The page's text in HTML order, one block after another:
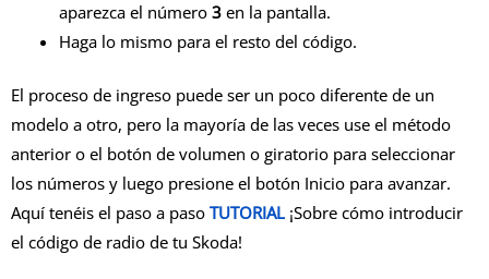
aparezca el número 3en la pantalla.
Haga lo mismo para el resto del código.
El proceso de ingreso puede ser un poco diferente de un
modelo a otro, pero la mayoría de las veces use el método
anterior o el botón de volumen o giratorio para seleccionar
los números y luego presione el botón Inicio para avanzar.
Aquí tenéis el paso a paso TUTORIAL ¡Sobre cómo introducir
el código de radio de tu Skoda!